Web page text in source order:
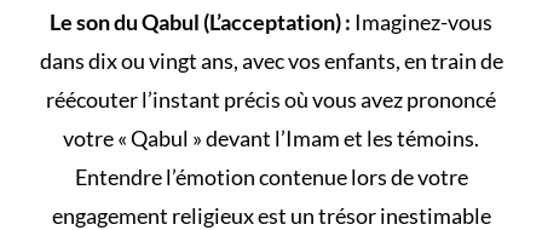
Le son du Qabul (L’acceptation) : Imaginez-vous
dans dix ou vingt ans, avec vos enfants, en train de
réécouter l’instant précis où vous avez prononcé
votre « Qabul » devant l’Imam et les témoins.
Entendre l’émotion contenue lors de votre
engagement religieuxest un trésor inestimable